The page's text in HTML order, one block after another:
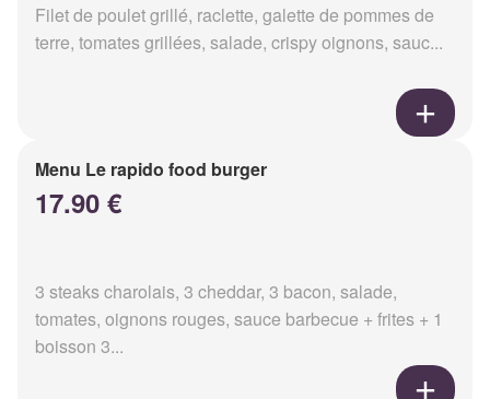
Filet de poulet grillé, raclette, galette de pommes de
terre, tomates grillées, salade, crispy oignons, sauc...
Menu Le rapido food burger
17.90 €
3 steaks charolais, 3 cheddar, 3 bacon, salade,
tomates, oignons rouges, sauce barbecue + frites + 1
boisson 3...